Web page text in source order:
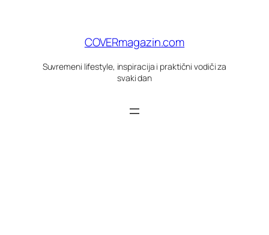
COVERmagazin.com
Suvremeni lifestyle, inspiracija i praktični vodiči za
svaki dan